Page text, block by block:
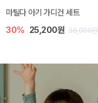
마틸다 아기 가디건 세트
30% 25,200원 36,000원